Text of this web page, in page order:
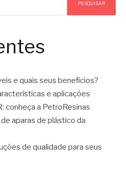
PESQUISAR
e quais seus benefícios?
e aplicações
conheça a PetroResinas
aparas de plástico da
de qualidade para seus